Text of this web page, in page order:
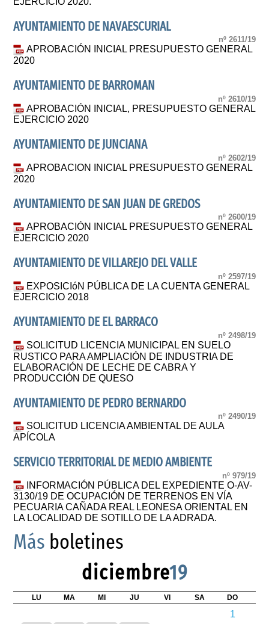
AYUNTAMIENTO DE NAVAESCURIAL
nº 2611/19
APROBACIÓN INICIAL PRESUPUESTO GENERAL
2020
AYUNTAMIENTO DE BARROMAN
nº 2610/19
APROBACIÓN INICIAL, PRESUPUESTO GENERAL
EJERCICIO 2020
AYUNTAMIENTO DE JUNCIANA
nº 2602/19
APROBACION INICIAL PRESUPUESTO GENERAL
2020
AYUNTAMIENTO DE SAN JUAN DE GREDOS
nº 2600/19
APROBACIÓN INICIAL PRESUPUESTO GENERAL
EJERCICIO 2020
AYUNTAMIENTO DE VILLAREJO DEL VALLE
nº 2597/19
EXPOSICIóN PÚBLICA DE LA CUENTA GENERAL
EJERCICIO 2018
AYUNTAMIENTO DE EL BARRACO
nº 2498/19
SOLICITUD LICENCIA MUNICIPAL EN SUELO
RUSTICO PARA AMPLIACIÓN DE INDUSTRIA DE
ELABORACIÓN DE LECHE DE CABRA Y
PRODUCCIÓN DE QUESO
AYUNTAMIENTO DE PEDRO BERNARDO
nº 2490/19
SOLICITUD LICENCIA AMBIENTAL DE AULA
APÍCOLA
SERVICIO TERRITORIAL DE MEDIO AMBIENTE
nº 979/19
INFORMACIÓN PÚBLICA DEL EXPEDIENTE O-AV-
3130/19 DE OCUPACIÓN DE TERRENOS EN VÍA
PECUARIA CAÑADA REAL LEONESA ORIENTAL EN
LA LOCALIDAD DE SOTILLO DE LA ADRADA.
Más boletines
diciembre19
LU MA MI JU VI SA DO
1